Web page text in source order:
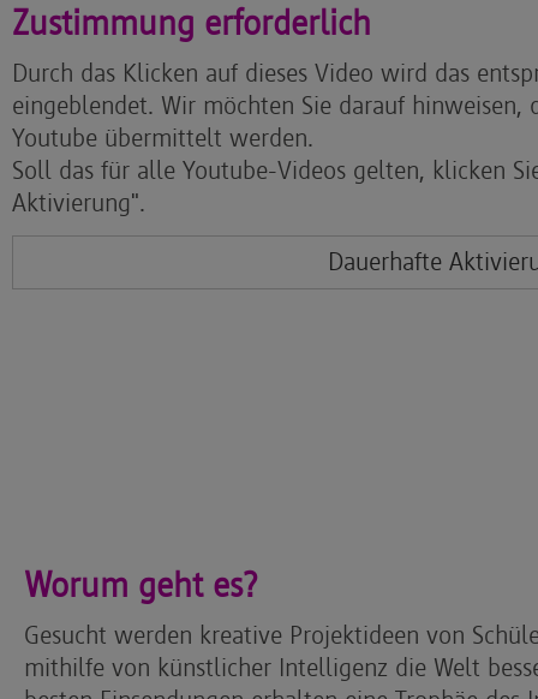
Zustimmung erforderlich
Durch das Klicken auf dieses Video wird das
eingeblendet. Wir möchten Sie darauf hinweisen,
Youtube übermittelt werden.
Soll das für alle Youtube-Videos gelten, klicken
Aktivierung".
Dauerhafte
Worum geht es?
Gesucht werden kreative Projektideen von
mithilfe von künstlicher Intelligenz die Welt